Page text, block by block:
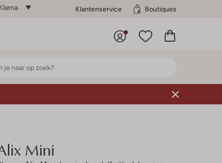
Klantenservice Boutiques
Mini